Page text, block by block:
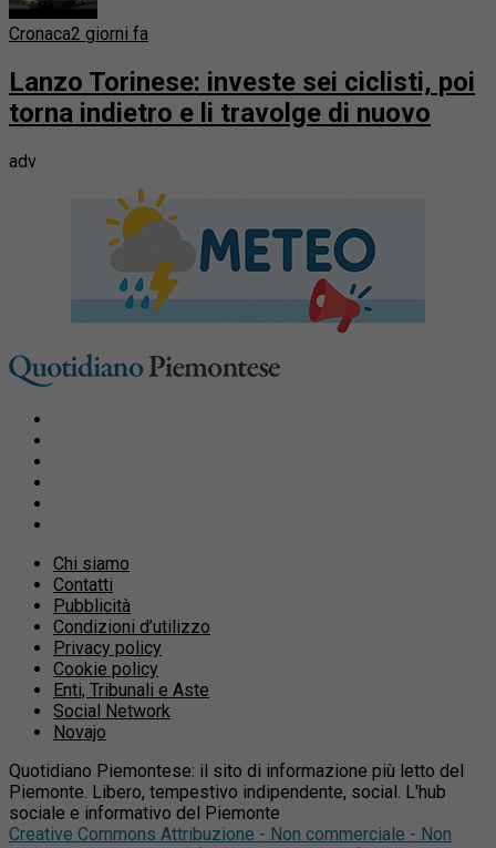
Cronaca2 giorni fa
Lanzo Torinese: investe sei ciclisti, poi
torna indietro e li travolge di nuovo
adv
Chi siamo
Contatti
Pubblicità
Condizioni d’utilizzo
Privacy policy
Cookie policy
Enti, Tribunali e Aste
Social Network
Novajo
Quotidiano Piemontese: il sito di informazione più letto del
Piemonte. Libero, tempestivo indipendente, social. L'hub
sociale e informativo del Piemonte
Creative Commons Attribuzione - Non commerciale - Non